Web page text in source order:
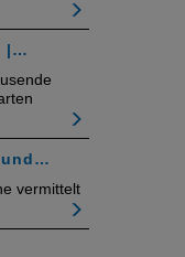
|…
und…
vermittelt